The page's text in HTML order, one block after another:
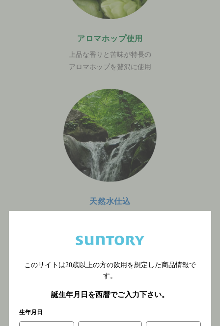
アロマホップ使用
上品な香りと苦味が特長の
アロマホップを贅沢に使用
天然水仕込
このサイトは20歳以上の方の飲用を想定した商品情報で
す。
誕生年月日を西暦でご入力下さい。
生年月日